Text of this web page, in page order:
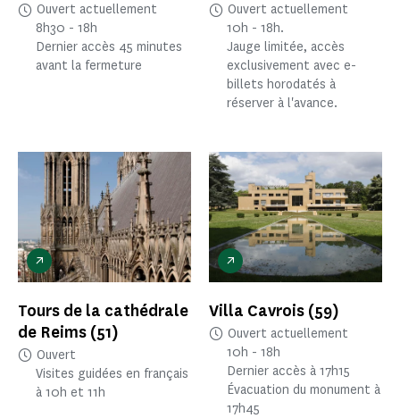
Ouvert actuellement
8h30 - 18h
Dernier accès 45 minutes
avant la fermeture
Ouvert actuellement
10h - 18h.
Jauge limitée, accès
exclusivement avec​ e-
billets horodatés​ à
réserver à l'avance.
Tours de la cathédrale
de Reims (51)
Ouvert
Visites guidées en français
à 10h et 11h
Villa Cavrois (59)
Ouvert actuellement
10h - 18h
Dernier accès à 17h15
Évacuation du monument à
17h45